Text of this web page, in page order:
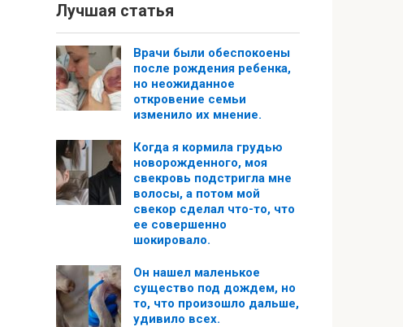
Лучшая статья
Врачи были обеспокоены
после рождения ребенка,
но неожиданное
откровение семьи
изменило их мнение.
Когда я кормила грудью
новорожденного, моя
свекровь подстригла мне
волосы, а потом мой
свекор сделал что-то, что
ее совершенно
шокировало.
Он нашел маленькое
существо под дождем, но
то, что произошло дальше,
удивило всех.